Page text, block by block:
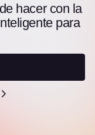
hacer con la
para